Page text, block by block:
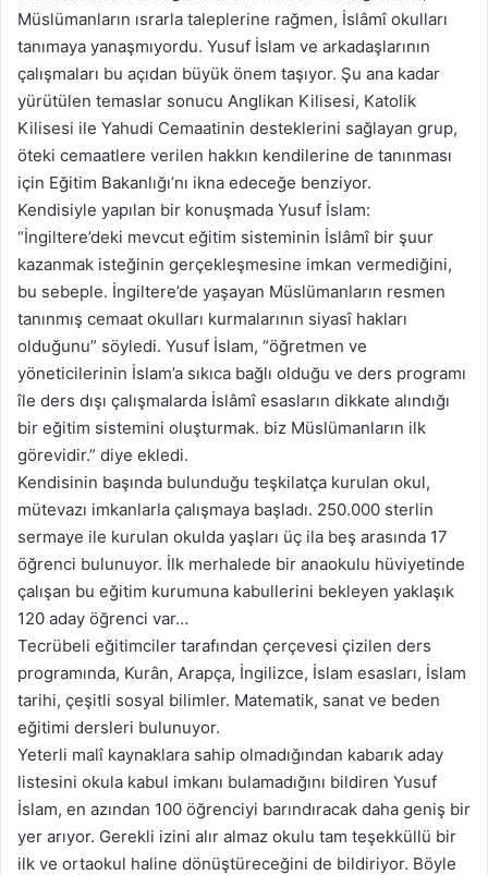
Müslümanların ısrarla taleplerine rağmen, İslâmî okulları
tanımaya yanaşmıyordu. Yusuf İslam ve arkadaşlarının
çalışmaları bu açıdan büyük önem taşıyor. Şu ana kadar
yürütülen temaslar sonucu Anglikan Kilisesi, Katolik
Kilisesi ile Yahudi Cemaatinin desteklerini sağlayan grup,
öteki cemaatlere verilen hakkın kendilerine de tanınması
için Eğitim Bakanlığı’nı ikna edeceğe benziyor.
Kendisiyle yapılan bir konuşmada Yusuf İslam:
“İngiltere’deki mevcut eğitim sisteminin İslâmî bir şuur
kazanmak isteğinin gerçekleşmesine imkan vermediğini,
bu sebeple. İngiltere’de yaşayan Müslümanların resmen
tanınmış cemaat okulları kurmalarının siyasî hakları
olduğunu” söyledi. Yusuf İslam, “öğretmen ve
yöneticilerinin İslam’a sıkıca bağlı olduğu ve ders programı
île ders dışı çalışmalarda İslâmî esasların dikkate alındığı
bir eğitim sistemini oluşturmak. biz Müslümanların ilk
görevidir.” diye ekledi.
Kendisinin başında bulunduğu teşkilatça kurulan okul,
mütevazı imkanlarla çalışmaya başladı. 250.000 sterlin
sermaye ile kurulan okulda yaşları üç ila beş arasında 17
öğrenci bulunuyor. İlk merhalede bir anaokulu hüviyetinde
çalışan bu eğitim kurumuna kabullerini bekleyen yaklaşık
120 aday öğrenci var…
Tecrübeli eğitimciler tarafından çerçevesi çizilen ders
programında, Kurân, Arapça, İngilizce, İslam esasları, İslam
tarihi, çeşitli sosyal bilimler. Matematik, sanat ve beden
eğitimi dersleri bulunuyor.
Yeterli malî kaynaklara sahip olmadığından kabarık aday
listesini okula kabul imkanı bulamadığını bildiren Yusuf
İslam, en azından 100 öğrenciyi barındıracak daha geniş bir
yer arıyor. Gerekli izini alır almaz okulu tam teşekküllü bir
ilk ve ortaokul haline dönüştüreceğini de bildiriyor. Böyle